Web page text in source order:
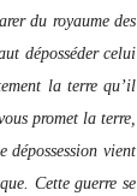
du royaume des
déposséder celui
la terre qu’il
promet la terre,
dépossession vient
Cette guerre se